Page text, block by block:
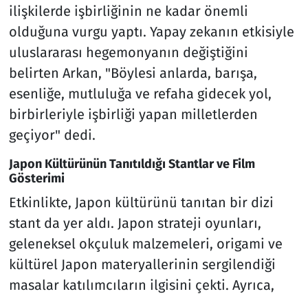
ilişkilerde işbirliğinin ne kadar önemli
olduğuna vurgu yaptı. Yapay zekanın etkisiyle
uluslararası hegemonyanın değiştiğini
belirten Arkan, "Böylesi anlarda, barışa,
esenliğe, mutluluğa ve refaha gidecek yol,
birbirleriyle işbirliği yapan milletlerden
geçiyor" dedi.
Japon Kültürünün Tanıtıldığı Stantlar ve Film
Gösterimi
Etkinlikte, Japon kültürünü tanıtan bir dizi
stant da yer aldı. Japon strateji oyunları,
geleneksel okçuluk malzemeleri, origami ve
kültürel Japon materyallerinin sergilendiği
masalar katılımcıların ilgisini çekti. Ayrıca,